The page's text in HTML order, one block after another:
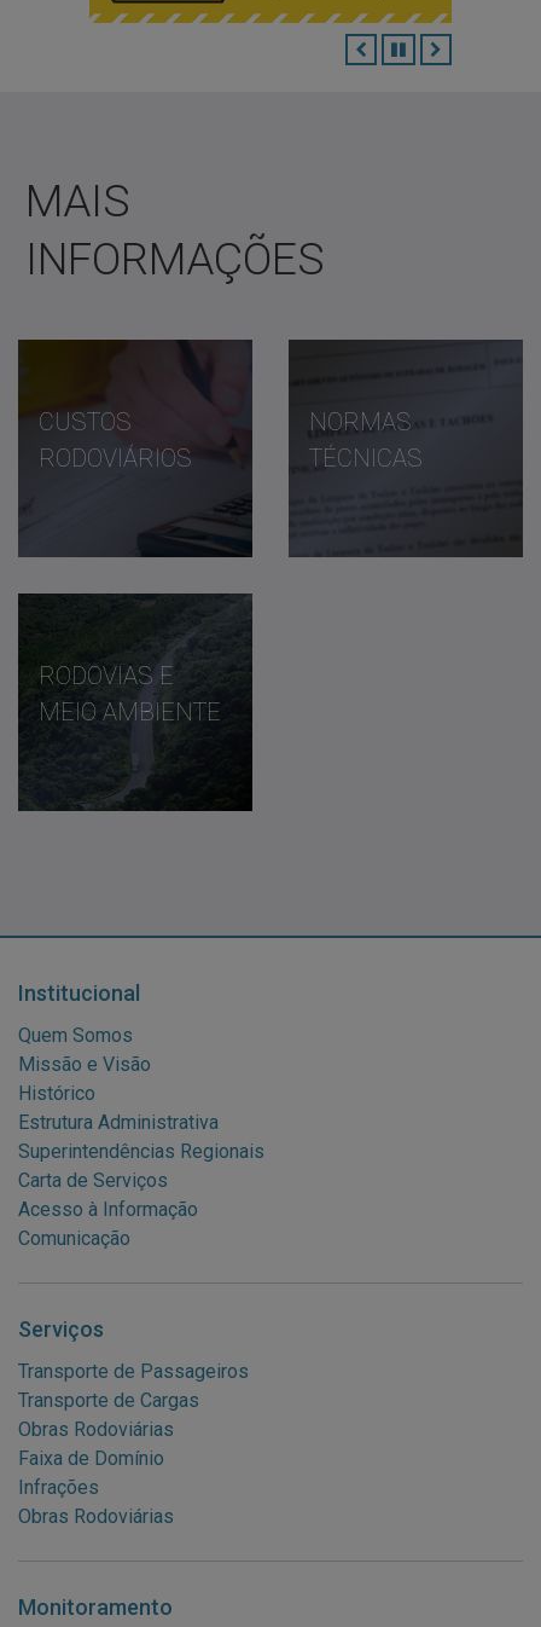
ANTERIOR
PAUSAR
MAIS
INFORMAÇÕES
CUSTOS
RODOVIÁRIOS
NORMAS
TÉCNICAS
RODOVIAS E
MEIO AMBIENTE
Institucional
Quem Somos
Missão e Visão
Histórico
Estrutura Administrativa
Superintendências Regionais
Carta de Serviços
Acesso à Informação
Comunicação
Serviços
Transporte de Passageiros
Transporte de Cargas
Obras Rodoviárias
Faixa de Domínio
Infrações
Obras Rodoviárias
Monitoramento